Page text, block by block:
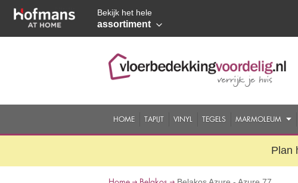
Bekijk het hele
assortiment
HOME TAPIJT VINYL TEGELS MARMOLEUM
Plan